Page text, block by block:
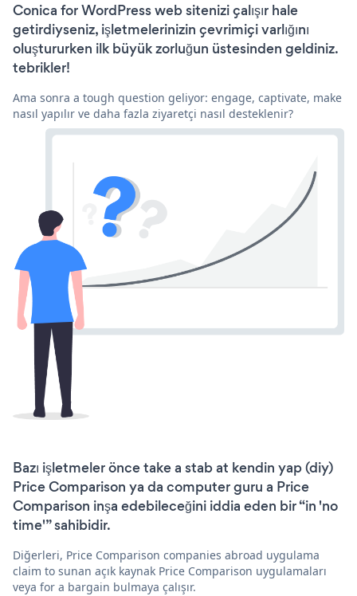
Conica for WordPress web sitenizi çalışır hale
getirdiyseniz, işletmelerinizin çevrimiçi varlığını
oluştururken ilk büyük zorluğun üstesinden geldiniz.
tebrikler!
Ama sonra a tough question geliyor: engage, captivate, make
nasıl yapılır ve daha fazla ziyaretçi nasıl desteklenir?
Bazı işletmeler önce take a stab at kendin yap (diy)
Price Comparison ya da computer guru a Price
Comparison inşa edebileceğini iddia eden bir “in 'no
time'” sahibidir.
Diğerleri, Price Comparison companies abroad uygulama
claim to sunan açık kaynak Price Comparison uygulamaları
veya for a bargain bulmaya çalışır.